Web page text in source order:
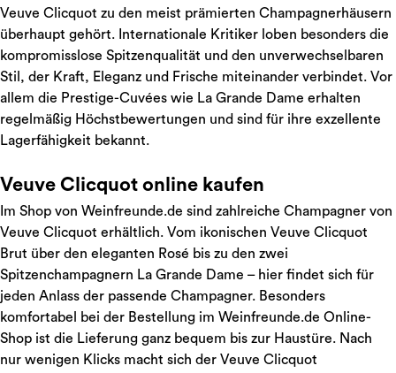
Veuve Clicquot zu den meist prämierten Champagnerhäusern
überhaupt gehört. Internationale Kritiker loben besonders die
kompromisslose Spitzenqualität und den unverwechselbaren
Stil, der Kraft, Eleganz und Frische miteinander verbindet. Vor
allem die Prestige-Cuvées wie La Grande Dame erhalten
regelmäßig Höchstbewertungen und sind für ihre exzellente
Lagerfähigkeit bekannt.
Veuve Clicquot online kaufen
Im Shop von Weinfreunde.de sind zahlreiche Champagner von
Veuve Clicquot erhältlich. Vom ikonischen Veuve Clicquot
Brut über den eleganten Rosé bis zu den zwei
Spitzenchampagnern La Grande Dame – hier findet sich für
jeden Anlass der passende Champagner. Besonders
komfortabel bei der Bestellung im Weinfreunde.de Online-
Shop ist die Lieferung ganz bequem bis zur Haustüre. Nach
nur wenigen Klicks macht sich der Veuve Clicquot